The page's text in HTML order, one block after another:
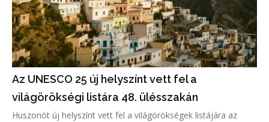
Az UNESCO 25 új helyszínt vett fel a
világörökségi listára 48. ülésszakán
Huszonöt új helyszínt vett fel a világörökségek listájára az